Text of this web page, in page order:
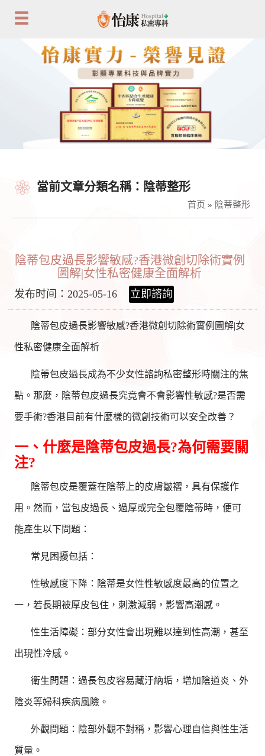
當前文章分類名稱：陰蒂整形
首页 » 陰蒂整形
陰蒂包皮過長影響敏感?香港微創切除術實例
圖解|女性私密健康全面解析
发布时间：2025-05-16 立即諮詢
陰蒂包皮過長影響敏感?香港微創切除術實例圖解|女
性私密健康全面解析
陰蒂包皮過長成為不少女性諮詢私密整形時關注的焦
點。那麼，陰蒂包皮過長究竟會不會影響性敏感?是否需
要手術?香港目前有什麼樣的微創技術可以安全改善？
一、什麼是陰蒂包皮過長?為何需要關
注?
陰蒂包皮是覆蓋在陰蒂上的皮膚皺褶，具有保護作
用。然而，當包皮過長、過厚或完全包覆陰蒂時，便可
能產生以下問題：
常見困擾包括：
性敏感度下降：陰蒂是女性性敏感度最高的位置之
一，若長期被厚皮包住，刺激減弱，影響高潮感。
性生活障礙：部分女性會出現難以達到性高潮，甚至
出現性冷感。
衛生問題：過長包皮容易藏汙納垢，增加陰道炎、外
陰炎等婦科疾病風險。
外觀問題：陰部外觀不對稱，影響心理自信與性生活
質量。